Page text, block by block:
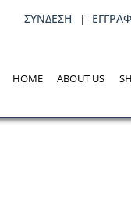
ΣΥΝΔΕΣH |
HOME ABOUT US